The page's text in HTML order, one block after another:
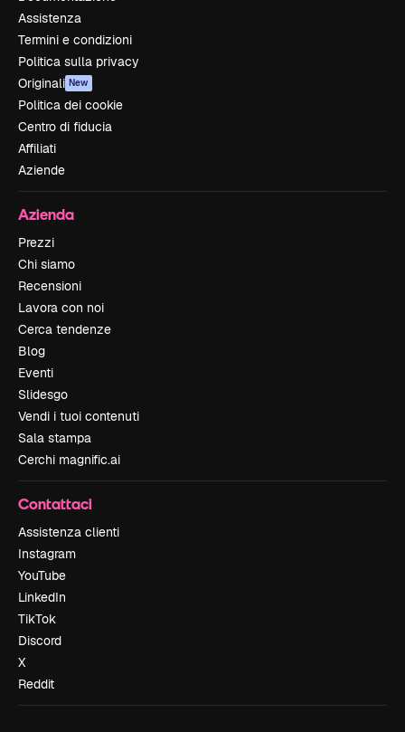
Assistenza
Termini e condizioni
Politica sulla privacy
Originali New
Politica dei cookie
Centro di fiducia
Affiliati
Aziende
Azienda
Prezzi
Chi siamo
Recensioni
Lavora con noi
Cerca tendenze
Blog
Eventi
Slidesgo
Vendi i tuoi contenuti
Sala stampa
Cerchi magnific.ai
Contattaci
Assistenza clienti
Instagram
YouTube
LinkedIn
TikTok
Discord
X
Reddit